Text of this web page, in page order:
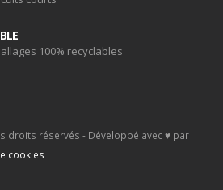
100% recyclables
droits réservés - Développé avec ♥ par
cookies